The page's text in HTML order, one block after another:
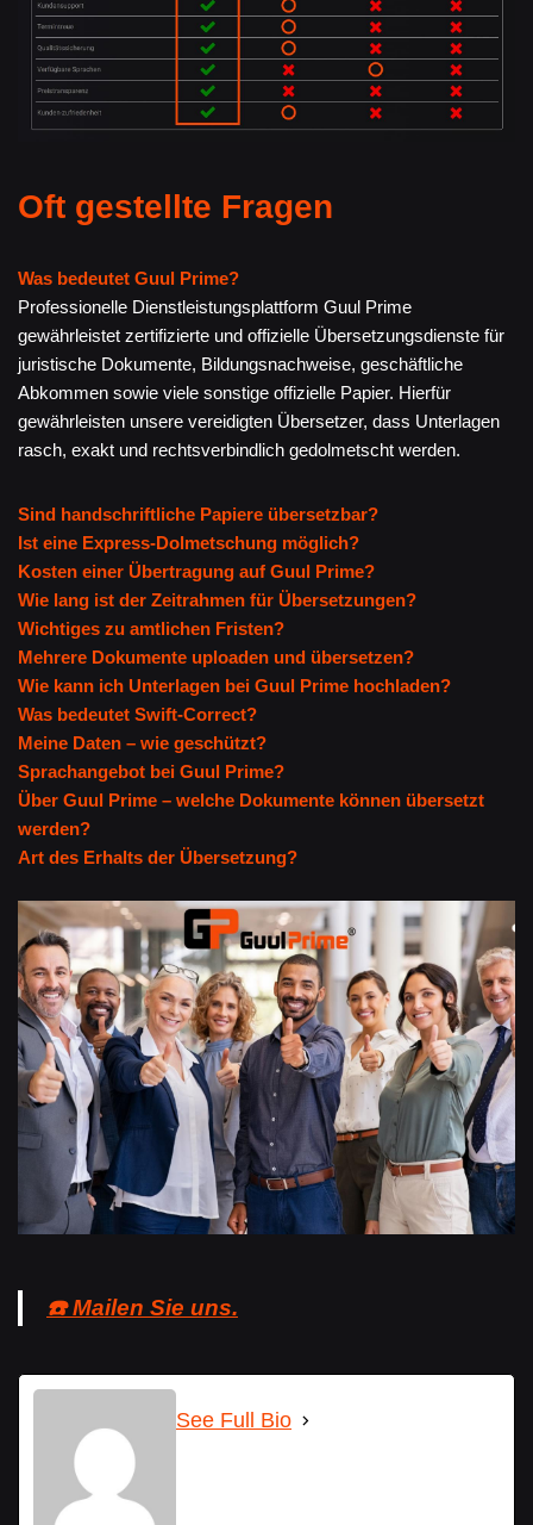
Oft gestellte Fragen
Was bedeutet Guul Prime?
Professionelle Dienstleistungsplattform Guul Prime
gewährleistet zertifizierte und offizielle Übersetzungsdienste für
juristische Dokumente, Bildungsnachweise, geschäftliche
Abkommen sowie viele sonstige offizielle Papier. Hierfür
gewährleisten unsere vereidigten Übersetzer, dass Unterlagen
rasch, exakt und rechtsverbindlich gedolmetscht werden.
Sind handschriftliche Papiere übersetzbar?
Ist eine Express-Dolmetschung möglich?
Kosten einer Übertragung auf Guul Prime?
Wie lang ist der Zeitrahmen für Übersetzungen?
Wichtiges zu amtlichen Fristen?
Mehrere Dokumente uploaden und übersetzen?
Wie kann ich Unterlagen bei Guul Prime hochladen?
Was bedeutet Swift-Correct?
Meine Daten – wie geschützt?
Sprachangebot bei Guul Prime?
Über Guul Prime – welche Dokumente können übersetzt
werden?
Art des Erhalts der Übersetzung?
☎️ Mailen Sie uns.
See Full Bio